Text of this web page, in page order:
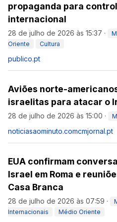
propaganda para
internacional
28 de julho de 2026 às 15:37 ·
Oriente
Cultura
publico.pt
Aviões norte-
israelitas para atacar o
28 de julho de 2026 às 15:00 ·
noticiasaominuto.comcmjornal.pt
EUA confirmam
Israel em Roma e
Casa Branca
28 de julho de 2026 às 07:59 ·
Internacionais
Médio Oriente